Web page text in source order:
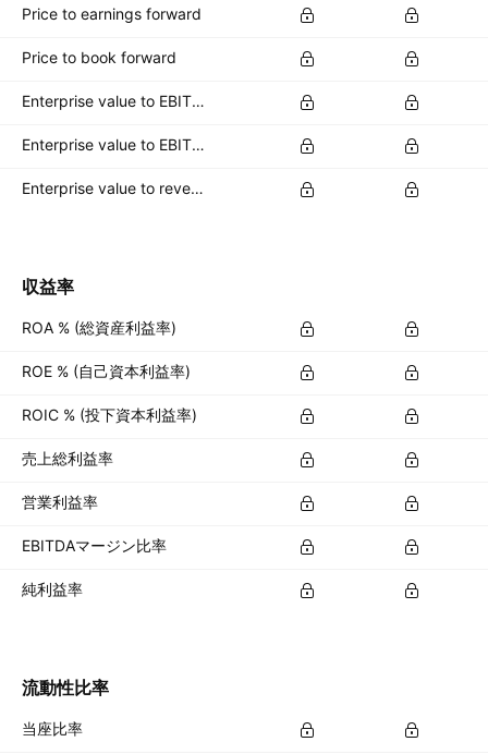
Price to earnings forward
Price to book forward
Enterprise value to EBITDA forward
Enterprise value to EBIT forward
Enterprise value to revenue forward
収益率
ROA % (総資産利益率)
ROE % (自己資本利益率)
ROIC % (投下資本利益率)
売上総利益率
営業利益率
EBITDAマージン比率
純利益率
流動性比率
当座比率